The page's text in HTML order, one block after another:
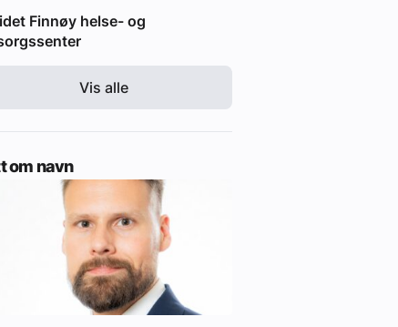
Finnøy helse- og
Vis alle
om navn